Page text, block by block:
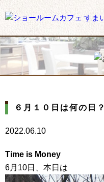
６月１０日は何の日？
2022.06.10
Time is Money
6月10日、本日は